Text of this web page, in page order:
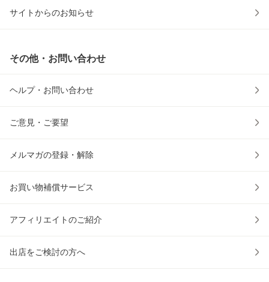
サイトからのお知らせ
その他・お問い合わせ
ヘルプ・お問い合わせ
ご意見・ご要望
メルマガの登録・解除
お買い物補償サービス
アフィリエイトのご紹介
出店をご検討の方へ